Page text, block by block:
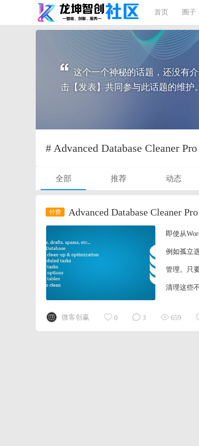
首页 圈子
这个一个神秘的话题，还没有
击【发表】共同参与此话题的维护。
# Advanced Database Cleaner
全部 推荐 动态
Advanced Database Cleaner
即使从
例如孤立
管理。只
清理这些
微客创赢
0 3 659